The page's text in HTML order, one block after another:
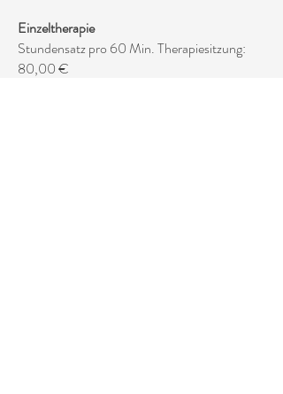
Einzeltherapie
Stundensatz pro 60 Min. Therapiesitzung:
80,00 €